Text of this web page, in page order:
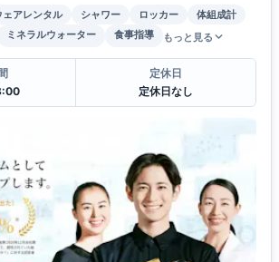
ェアレンタル シャワー ロッカー
体組成計
ミネラルウォーター 食事指導 もっと見る
定休日
定休日なし